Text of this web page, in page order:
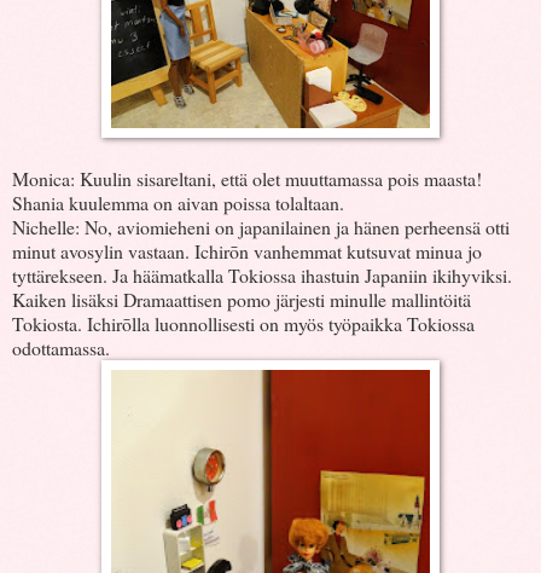
Monica: Kuulin sisareltani, että olet muuttamassa pois maasta!
Shania kuulemma on aivan poissa tolaltaan.
Nichelle: No, aviomieheni on japanilainen ja hänen perheensä otti
minut avosylin vastaan. Ichirōn vanhemmat kutsuvat minua jo
tyttärekseen. Ja häämatkalla Tokiossa ihastuin Japaniin ikihyviksi.
Kaiken lisäksi Dramaattisen pomo järjesti minulle mallintöitä
Tokiosta. Ichirōlla luonnollisesti on myös työpaikka Tokiossa
odottamassa.